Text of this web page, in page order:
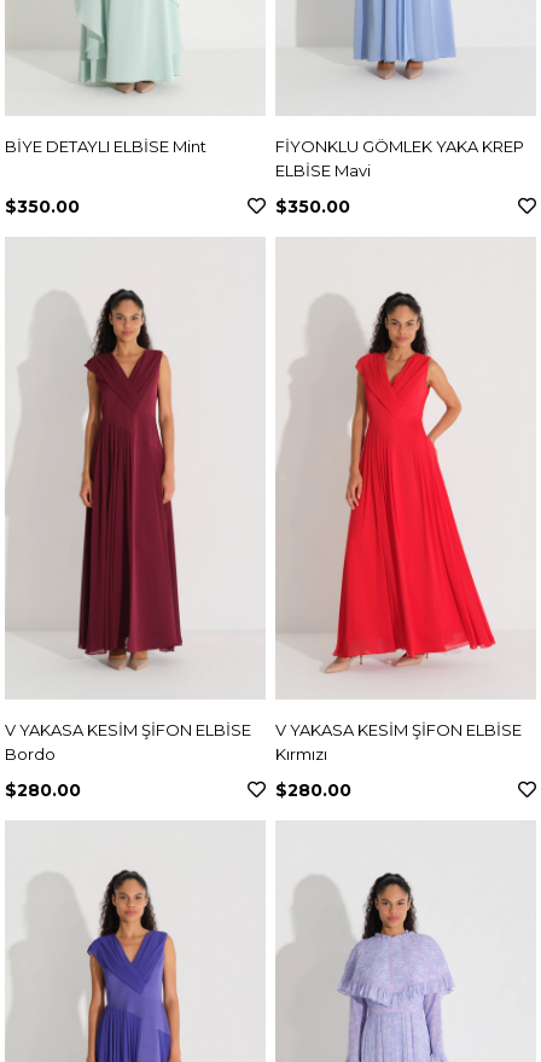
BİYE DETAYLI ELBİSE Mint
$350.00
FİYONKLU GÖMLEK YAKA KREP
ELBİSE Mavi
$350.00
V YAKASA KESİM ŞİFON ELBİSE
Bordo
$280.00
V YAKASA KESİM ŞİFON ELBİSE
Kırmızı
$280.00